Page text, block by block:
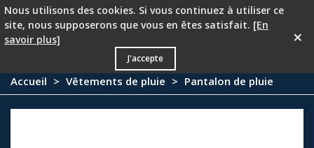
PROMOTION - 25 % à partir du deuxième article !
Accueil > Vêtements de pluie > Pantalon de pluie
Nous utilisons des cookies. Si vous continuez à utiliser ce
site, nous supposerons que vous en êtes satisfait. [En
savoir plus]
J'accepte
×